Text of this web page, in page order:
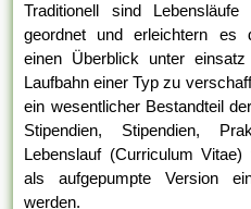
Traditionell sind
geordnet und erleichtern es
einen Überblick unter
Laufbahn einer Typ zu
ein wesentlicher Bestandteil
Stipendien, Stipendien,
Lebenslauf (Curriculum
als aufgepumpte Version
werden.